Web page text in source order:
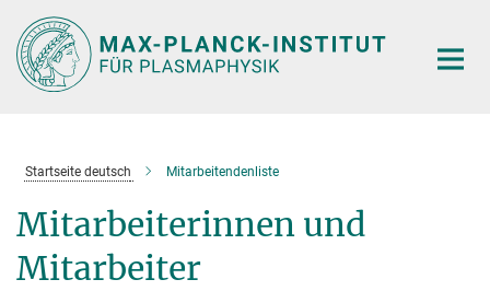
Hauptinhalt
Startseite deutsch Mitarbeitendenliste
Mitarbeiterinnen und
Mitarbeiter